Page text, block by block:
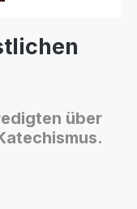
über